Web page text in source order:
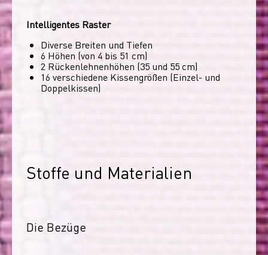
Intelligentes Raster
Diverse Breiten und Tiefen
6 Höhen (von 4 bis 51 cm)
2 Rückenlehnenhöhen (35 und 55 cm)
16 verschiedene Kissengrößen (Einzel- und
Doppelkissen)
Stoffe und Materialien
Die Bezüge